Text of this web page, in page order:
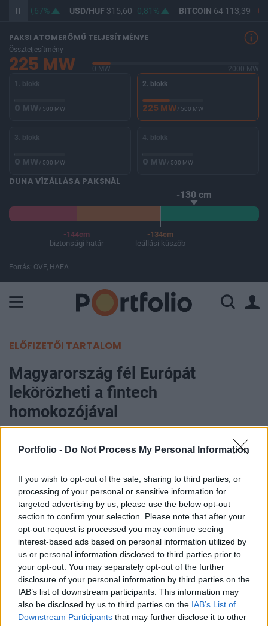
Portfolio - Do Not Process My Personal Information
If you wish to opt-out of the sale, sharing to third parties, or
processing of your personal or sensitive information for
targeted advertising by us, please use the below opt-out
section to confirm your selection. Please note that after your
opt-out request is processed you may continue seeing
interest-based ads based on personal information utilized by
us or personal information disclosed to third parties prior to
your opt-out. You may separately opt-out of the further
disclosure of your personal information by third parties on the
IAB’s list of downstream participants. This information may
also be disclosed by us to third parties on the IAB’s List of
Downstream Participants that may further disclose it to other
0,67% USD/HUF315,60 0,81% BITCOIN64 113,39 -
PAKSI ATOMERŐMŰ TELJESÍTMÉNYE
Összteljesítmény
225 MW 0 MW
2000 MW
1. blokk
0 MW/ 500 MW
2. blokk
225 MW/ 500 MW
3. blokk
0 MW/ 500 MW
4. blokk
0 MW/ 500 MW
DUNA VÍZÁLLÁSA PAKSNÁL
-130 cm
-144cm
biztonsági határ
-134cm
leállási küszöb
Forrás: OVF, HAEA
ELŐFIZETŐI TARTALOM
Magyarország fél Európát
lekörözheti a fintech
homokozójával
2018. július 01. 17:25
Az MNB tavaly felméréseken keresztül
megalapozta, idén tavasszal el is indított az
Innovation Hubot, ahol a pénzügyi újítók
kaphatnak tájékoztatást és támogatást egyenesen
a szabályozótól. Az úgynevezett regulatory
sandbox első köre, ahol a fintech szolgáltatók
szabályozott tesztkörnyezetben próbálhatják ki
magukat, pedig akár már idén elstartolhat. Az
MNB összegyűjtötte a nemzetközi példákat, és